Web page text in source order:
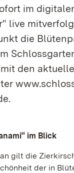
im
live
die
den
im Blick
gilt die
der in